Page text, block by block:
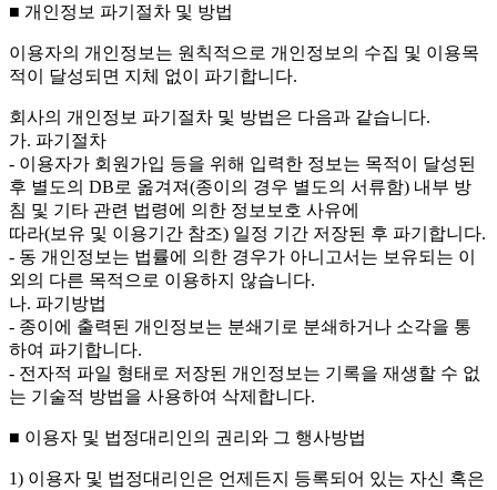
■ 개인정보 파기절차 및 방법
이용자의 개인정보는 원칙적으로 개인정보의 수집 및 이용목
적이 달성되면 지체 없이 파기합니다.
회사의 개인정보 파기절차 및 방법은 다음과 같습니다.
가. 파기절차
- 이용자가 회원가입 등을 위해 입력한 정보는 목적이 달성된
후 별도의 DB로 옮겨져(종이의 경우 별도의 서류함) 내부 방
침 및 기타 관련 법령에 의한 정보보호 사유에
따라(보유 및 이용기간 참조) 일정 기간 저장된 후 파기합니다.
- 동 개인정보는 법률에 의한 경우가 아니고서는 보유되는 이
외의 다른 목적으로 이용하지 않습니다.
나. 파기방법
- 종이에 출력된 개인정보는 분쇄기로 분쇄하거나 소각을 통
하여 파기합니다.
- 전자적 파일 형태로 저장된 개인정보는 기록을 재생할 수 없
는 기술적 방법을 사용하여 삭제합니다.
■ 이용자 및 법정대리인의 권리와 그 행사방법
1) 이용자 및 법정대리인은 언제든지 등록되어 있는 자신 혹은